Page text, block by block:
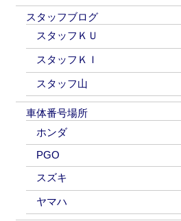
スタッフブログ
スタッフＫＵ
スタッフＫＩ
スタッフ山
車体番号場所
ホンダ
PGO
スズキ
ヤマハ